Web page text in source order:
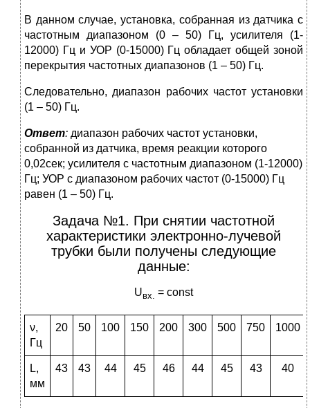
В данном случае, установка, собранная из датчика с
частотным диапазоном (0 – 50) Гц, усилителя (1-
12000) Гц и УОР (0-15000) Гц обладает общей зоной
перекрытия частотных диапазонов (1 – 50) Гц.
Следовательно, диапазон рабочих частот установки
(1 – 50) Гц.
Ответ: диапазон рабочих частот установки,
собранной из датчика, время реакции которого
0,02сек; усилителя с частотным диапазоном (1-12000)
Гц; УОР с диапазоном рабочих частот (0-15000) Гц
равен (1 – 50) Гц.
Задача №1. При снятии частотной
характеристики электронно-лучевой
трубки были получены следующие
данные:
Uвх = const
ν,
Гц
20 50 100 150 200 300 500 750 1000
L,
мм
43 43 44 45 46 44 45 43 40